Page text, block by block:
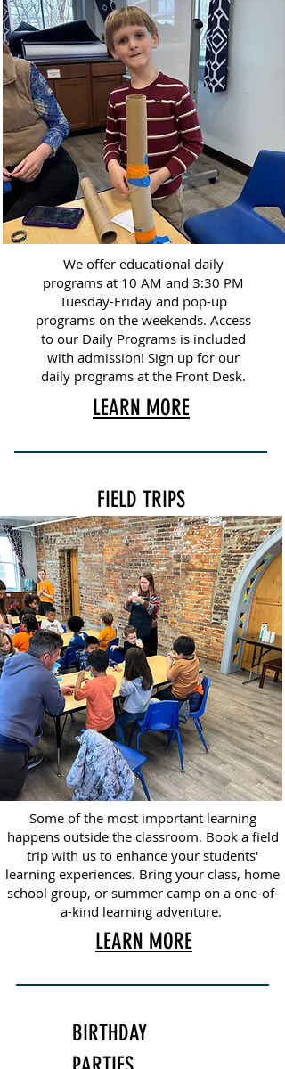
We offer educational daily
programs at 10 AM and 3:30 PM
Tuesday-Friday and pop-up
programs on the weekends. Access
to our Daily Programs is included
with admission! Sign up for our
daily programs at the Front Desk.
LEARN MORE
FIELD TRIPS
Some of the most important learning
happens outside the classroom. Book a field
trip with us to enhance your students'
learning experiences. Bring your class, home
school group, or summer camp on a one-of-
a-kind learning adventure.
LEARN MORE
BIRTHDAY